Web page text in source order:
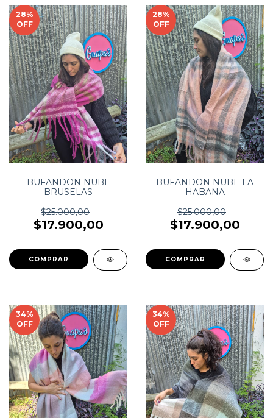
28%
OFF
BUFANDON NUBE
BRUSELAS
$25.000,00
$17.900,00
28%
OFF
BUFANDON NUBE LA
HABANA
$25.000,00
$17.900,00
34%
OFF
34%
OFF